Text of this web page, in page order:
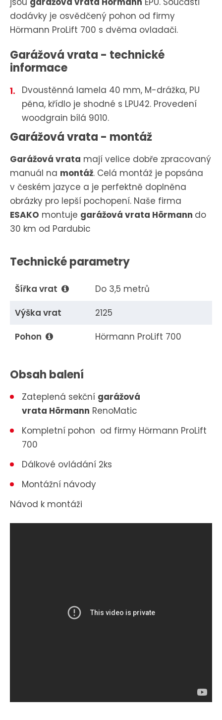
dodávky je osvědčený pohon od firmy
Hörmann ProLift 700 s dvěma ovladači.
Garážová vrata - technické
informace
Dvoustěnná lamela 40 mm, M-drážka, PU
pěna, křídlo je shodné s LPU42. Provedení
woodgrain bílá 9010.
Garážová vrata - montáž
Garážová vrata mají velice dobře zpracovaný
manuál na montáž. Celá montáž je popsána
v českém jazyce a je perfektně doplněna
obrázky pro lepší pochopení. Naše firma
ESAKO montuje garážová vrata Hörmann do
30 km od Pardubic
Technické parametry
Šířka vrat
Do 3,5 metrů
Výška vrat
2125
Pohon
Hörmann ProLift 700
Obsah balení
Zateplená sekční garážová
vrata Hörmann RenoMatic
Kompletní pohon od firmy Hörmann ProLift
700
Dálkové ovládání 2ks
Montážní návody
Návod k montáži